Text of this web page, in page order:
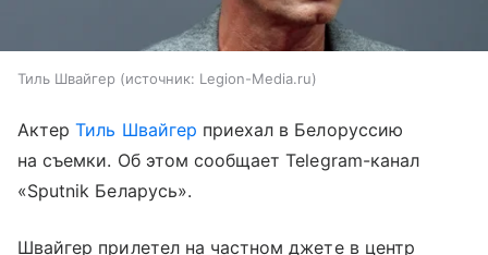
Тиль Швайгер источник: Legion-Media.ru
АктерТиль Швайгер приехал в Белоруссию
на съемки. Об этом сообщает Telegram-канал
«Sputnik Беларусь».
Швайгер прилетел на частном джете в центр